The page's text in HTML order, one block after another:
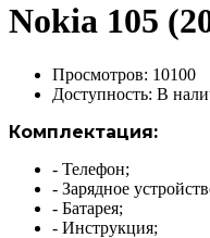
Nokia 105
Просмотров: 10100
Доступность: В
Комплектация:
- Телефон;
- Зарядное
- Батарея;
- Инструкция;